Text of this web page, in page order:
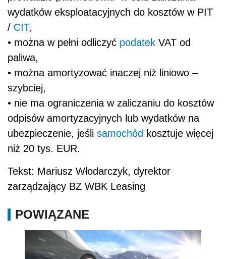
wydatków eksploatacyjnych do kosztów w PIT
/ CIT,
• można w pełni odliczyć podatek VAT od
paliwa,
• można amortyzować inaczej niż liniowo –
szybciej,
• nie ma ograniczenia w zaliczaniu do kosztów
odpisów amortyzacyjnych lub wydatków na
ubezpieczenie, jeśli samochód kosztuje więcej
niż 20 tys. EUR.
Tekst: Mariusz Włodarczyk, dyrektor
zarządzający BZ WBK Leasing
POWIĄZANE